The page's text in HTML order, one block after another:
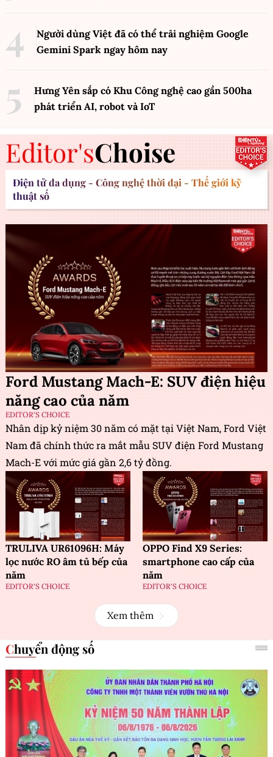
Người dùng Việt đã có thể trải nghiệm Google
Gemini Spark ngay hôm nay
Hưng Yên sắp có Khu Công nghệ cao gần 500ha
phát triển AI, robot và IoT
Editor'sChoise
Điện tử đa dụng - Công nghệ thời đại - Thế giới kỹ
thuật số
Ford Mustang Mach-E: SUV điện hiệu
năng cao của năm
EDITOR'S CHOICE
Nhân dịp kỷ niệm 30 năm có mặt tại Việt Nam, Ford Việt
Nam đã chính thức ra mắt mẫu SUV điện Ford Mustang
Mach-E với mức giá gần 2,6 tỷ đồng.
TRULIVA UR61096H: Máy
lọc nước RO âm tủ bếp của
năm
EDITOR'S CHOICE
OPPO Find X9 Series:
smartphone cao cấp của
năm
EDITOR'S CHOICE
Xem thêm
Chuyển động số